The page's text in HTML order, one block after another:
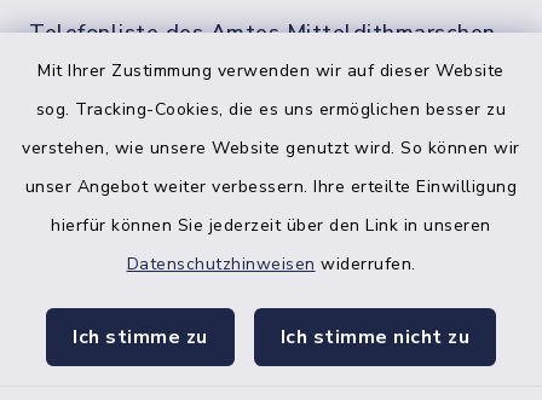
Mit Ihrer Zustimmung verwenden wir auf dieser Website
sog. Tracking-Cookies, die es uns ermöglichen besser zu
verstehen, wie unsere Website genutzt wird. So können wir
unser Angebot weiter verbessern. Ihre erteilte Einwilligung
hierfür können Sie jederzeit über den Link in unseren
Datenschutzhinweisen widerrufen.
Ich stimme zu Ich stimme nicht zu
Telefonliste des Amtes Mitteldithmarschen
facebook